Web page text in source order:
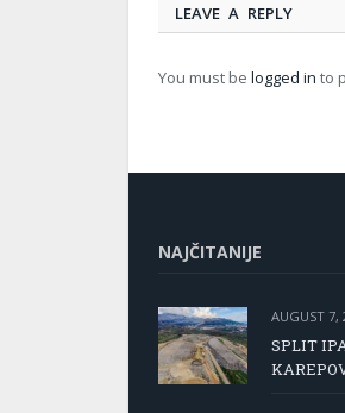
LEAVE A REPLY
You must be logged in to
NAJČITANIJE
AUGUST 7,
SPLIT